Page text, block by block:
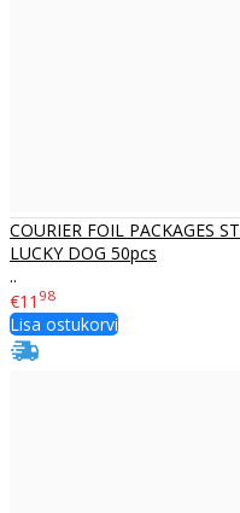
COURIER FOIL PACKAGES
LUCKY DOG 50pcs
..
€11 98
Lisa ostukorvi